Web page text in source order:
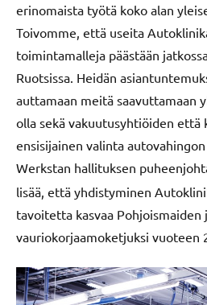
erinomaista työtä koko alan
Toivomme, että useita
toimintamalleja päästään
Ruotsissa. Heidän
auttamaan meitä saavuttamaan
olla sekä vakuutusyhtiöiden että
ensisijainen valinta
Werkstan hallituksen
lisää, että yhdistyminen
tavoitetta kasvaa Pohjoismaiden
vauriokorjaamoketjuksi vuoteen